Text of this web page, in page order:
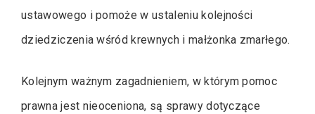
ustawowego i pomoże w ustaleniu kolejności
dziedziczenia wśród krewnych i małżonka zmarłego.
Kolejnym ważnym zagadnieniem, w którym pomoc
prawna jest nieoceniona, są sprawy dotyczące